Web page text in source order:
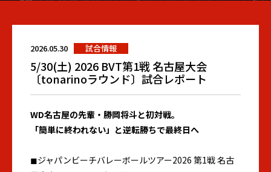
2026.05.30 試合情報
5/30(土) 2026 BVT第1戦 名古屋大会
〔tonarinoラウンド〕試合レポート
WD名古屋の先輩・勝岡将斗と初対戦。
「簡単に終われない」と逆転勝ちで最終日へ
◼︎ジャパンビーチバレーボールツアー2026 第1戦 名古